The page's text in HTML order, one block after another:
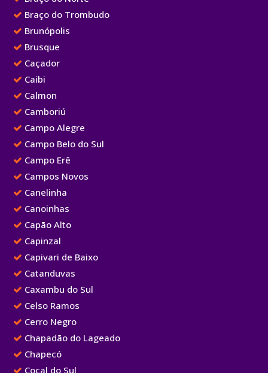
Braço do Trombudo
Brunópolis
Brusque
Caçador
Caibi
Calmon
Camboriú
Campo Alegre
Campo Belo do Sul
Campo Erê
Campos Novos
Canelinha
Canoinhas
Capão Alto
Capinzal
Capivari de Baixo
Catanduvas
Caxambu do Sul
Celso Ramos
Cerro Negro
Chapadão do Lageado
Chapecó
Cocal do Sul